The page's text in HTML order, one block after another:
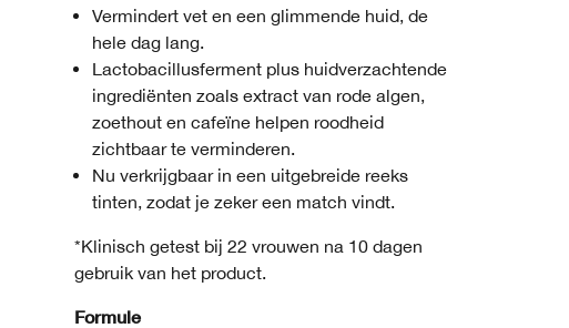
Vermindert vet en een glimmende huid, de
hele dag lang.
Lactobacillusferment plus huidverzachtende
ingrediënten zoals extract van rode algen,
zoethout en cafeïne helpen roodheid
zichtbaar te verminderen.
Nu verkrijgbaar in een uitgebreide reeks
tinten, zodat je zeker een match vindt.
*Klinisch getest bij 22 vrouwen na 10 dagen
gebruik van het product.
Formule